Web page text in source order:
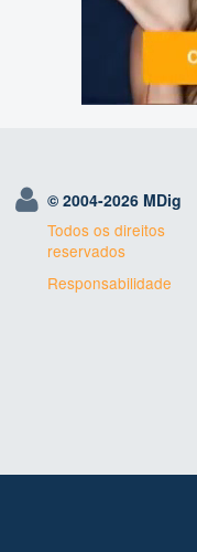
© 2004-2026 MDig
Todos os direitos
reservados
Responsabilidade